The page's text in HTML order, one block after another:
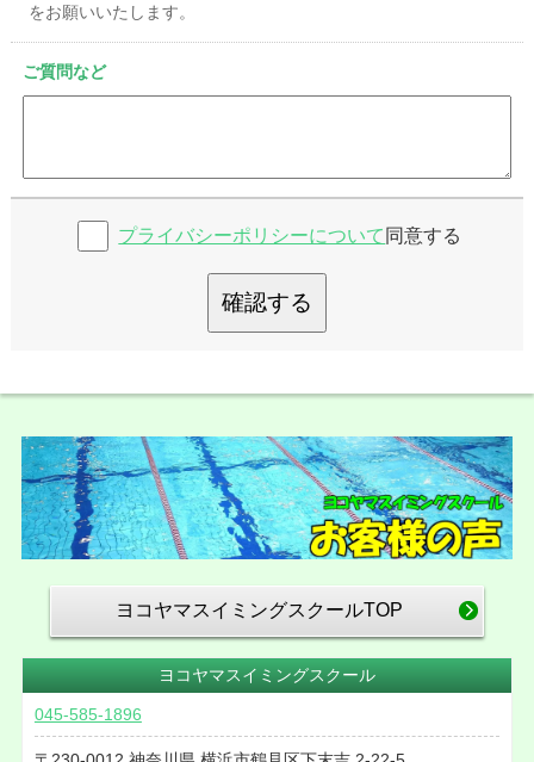
をお願いいたします。
ご質問など
プライバシーポリシーについて 同意する
確認する
ヨコヤマスイミングスクールTOP
ヨコヤマスイミングスクール
045-585-1896